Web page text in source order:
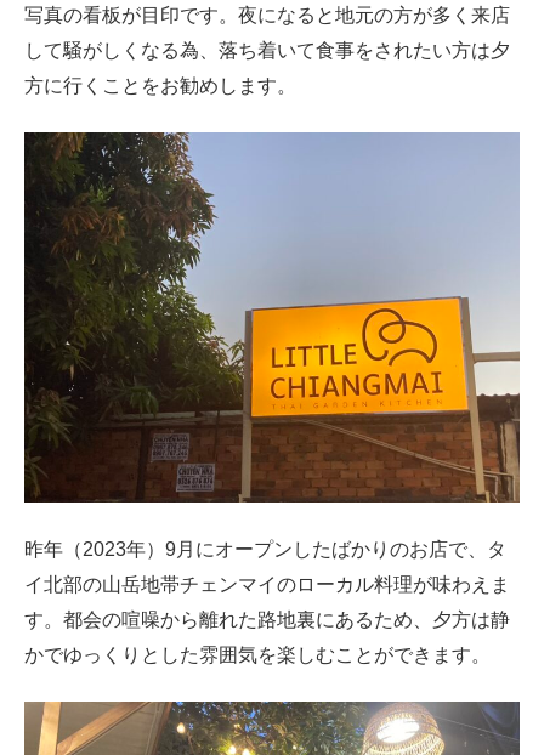
写真の看板が目印です。夜になると地元の方が多く来店
して騒がしくなる為、落ち着いて食事をされたい方は夕
方に行くことをお勧めします。
昨年（2023年）9月にオープンしたばかりのお店で、タ
イ北部の山岳地帯チェンマイのローカル料理が味わえま
す。都会の喧噪から離れた路地裏にあるため、夕方は静
かでゆっくりとした雰囲気を楽しむことができます。